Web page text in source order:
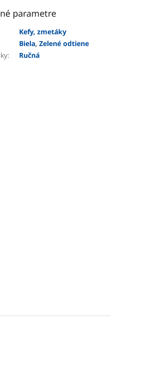
parametre
Kefy, zmetáky
Biela,Zelené odtiene
: Ručná